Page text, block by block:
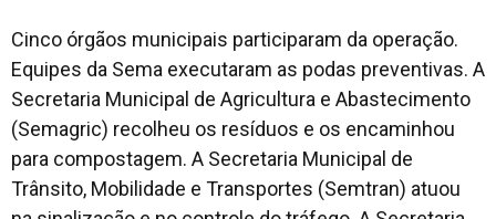
Cinco órgãos municipais participaram da operação.
Equipes da Sema executaram as podas preventivas. A
Secretaria Municipal de Agricultura e Abastecimento
(Semagric) recolheu os resíduos e os encaminhou
para compostagem. A Secretaria Municipal de
Trânsito, Mobilidade e Transportes (Semtran) atuou